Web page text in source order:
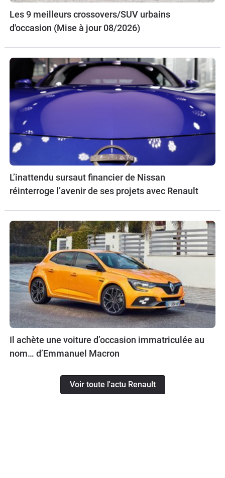
Les 9 meilleurs crossovers/SUV urbains
d'occasion (Mise à jour 08/2026)
L’inattendu sursaut financier de Nissan
réinterroge l’avenir de ses projets avec Renault
Il achète une voiture d’occasion immatriculée au
nom… d’Emmanuel Macron
Voir toute l'actu Renault